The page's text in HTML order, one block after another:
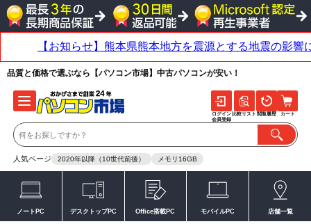
品質と価格で選ぶなら【パソコン市場】中古パソコンが安い！
人気ページ 2020年以降（10世代前後） メモリ16GB
ログイン
会員登録
比較リスト 閲覧履歴 カート
ノートPC デスクトップPC Office搭載PC モバイルPC 店舗一覧